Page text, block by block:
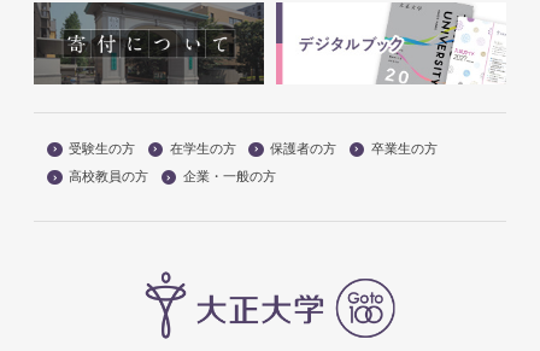
受験生の方 在学生の方 保護者の方
卒業生の方
高校教員の方
企業・一般の方